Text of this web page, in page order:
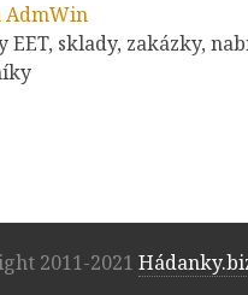
AdmWin
EET, sklady, zakázky,
2011-2021